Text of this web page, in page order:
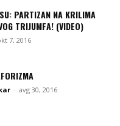
PARTIZAN NA KRILIMA
TRIJUMFA! (VIDEO)
7, 2016
- avg 30, 2016